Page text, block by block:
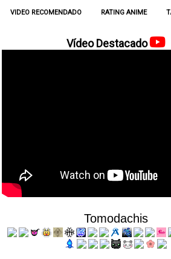
VIDEO RECOMENDADO RATING ANIME
Vídeo Destacado
Tomodachis